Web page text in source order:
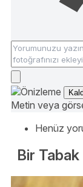
Metin veya
Henüz
Bir Tabak